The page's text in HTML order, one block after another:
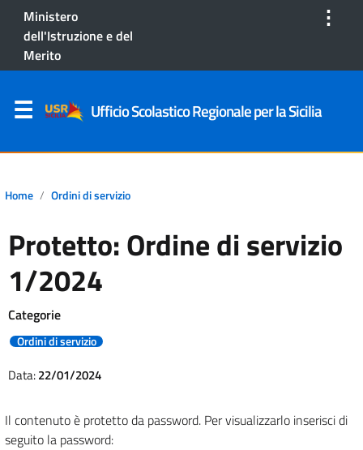
Ministero
dell'Istruzione e del
Merito
⋮
Ufficio Scolastico Regionale per la Sicilia
Home Ordini di servizio
Protetto: Ordine di servizio
1/2024
Categorie
Ordini di servizio
Data:22/01/2024
Il contenuto è protetto da password. Per visualizzarlo inserisci di
seguito la password: